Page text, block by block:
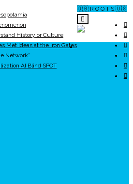
🇬🇧 R O O T S 🇺🇸
History or Culture
Met Ideas at the Iron Gates
Network”
AI Blind SPOT